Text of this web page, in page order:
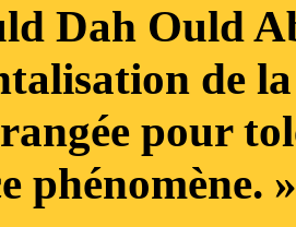
Dah Ould
de
pour
phénomène. »